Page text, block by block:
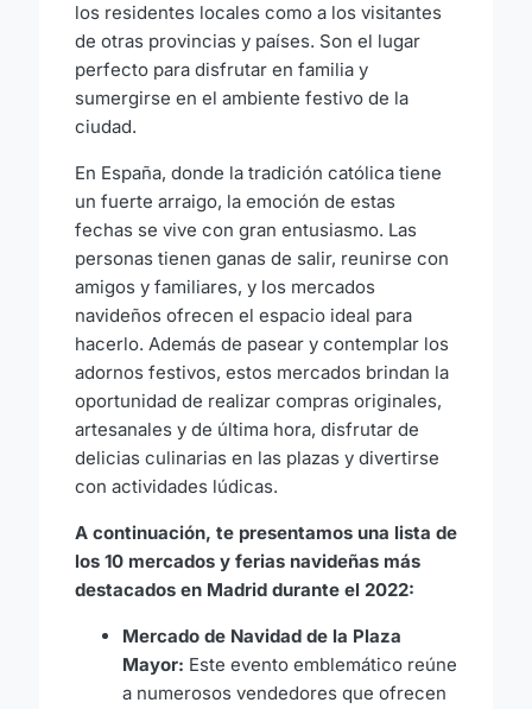
los residentes locales como a los visitantes
de otras provincias y países. Son el lugar
perfecto para disfrutar en familia y
sumergirse en el ambiente festivo de la
ciudad.
En España, donde la tradición católica tiene
un fuerte arraigo, la emoción de estas
fechas se vive con gran entusiasmo. Las
personas tienen ganas de salir, reunirse con
amigos y familiares, y los mercados
navideños ofrecen el espacio ideal para
hacerlo. Además de pasear y contemplar los
adornos festivos, estos mercados brindan la
oportunidad de realizar compras originales,
artesanales y de última hora, disfrutar de
delicias culinarias en las plazas y divertirse
con actividades lúdicas.
A continuación, te presentamos una lista de
los 10 mercados y ferias navideñas más
destacados en Madrid durante el 2022:
Mercado de Navidad de la Plaza
Mayor: Este evento emblemático reúne
a numerosos vendedores que ofrecen